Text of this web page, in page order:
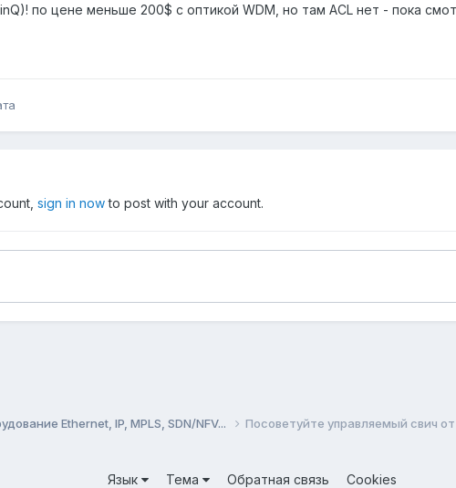
по цене меньше 200$ с оптикой WDM, но там ACL нет - пока
sign in nowto post with your account.
Ethernet, IP, MPLS, SDN/NFV... Посоветуйте управляемый свич от
Язык Тема Обратная связь Cookies